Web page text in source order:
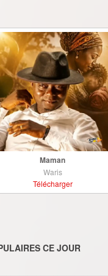
Maman
Waris
Télécharger
CE JOUR